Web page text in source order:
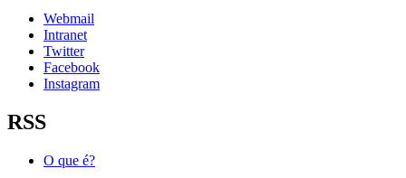
Webmail
Intranet
Twitter
Facebook
Instagram
RSS
O que é?